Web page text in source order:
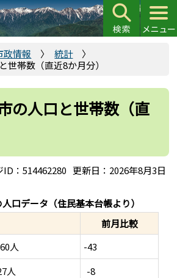
政情報
統計
帯数（直近8か月分）
人口と世帯数（直
ID：514462280 更新日：2026年8月3日
口データ（住民基本台帳より）
前月比較
人
-43
人
-8